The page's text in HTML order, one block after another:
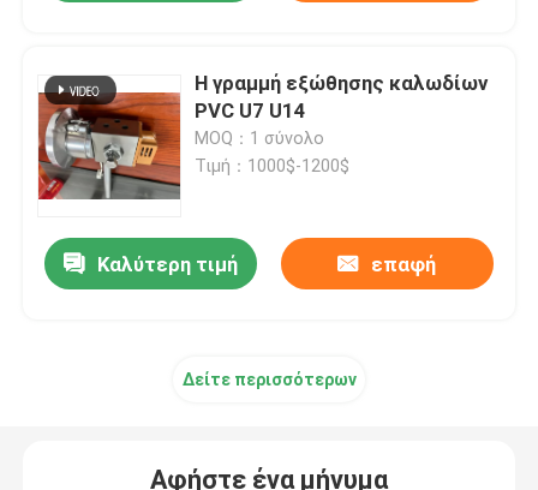
Η γραμμή εξώθησης καλωδίων
PVC U7 U14
MOQ：1 σύνολο
Τιμή：1000$-1200$
Καλύτερη τιμή επαφή
Δείτε περισσότερων
Αφήστε ένα μήνυμα